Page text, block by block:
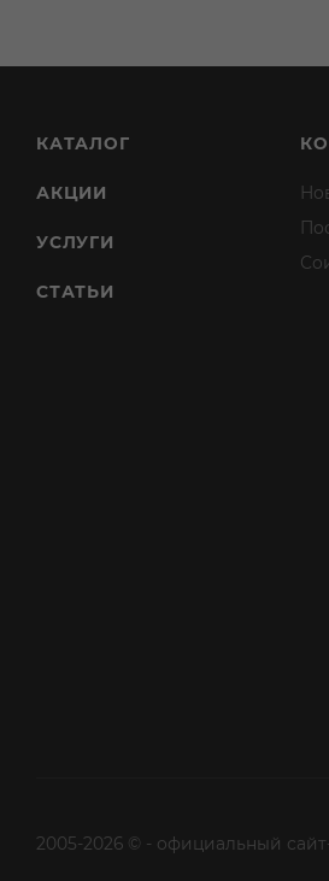
КАТАЛОГ
АКЦИИ
УСЛУГИ
СТАТЬИ
2005-2026 © - официальный